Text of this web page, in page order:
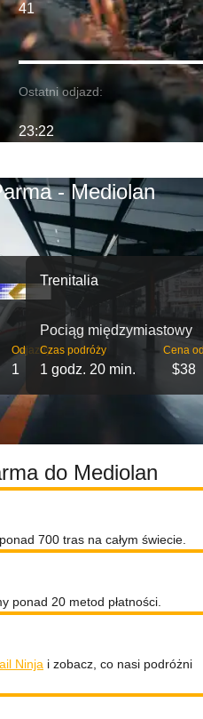
41
Ostatni odjazd:
23:22
- Mediolan
Odjazdy
1
Trenitalia
Pociąg międzymiastowy
Czas podróży
1 godz. 20 min.
Cena
$38
do Mediolan
700 tras na całym świecie.
ponad 20 metod płatności.
Ninja i zobacz, co nasi podróżni